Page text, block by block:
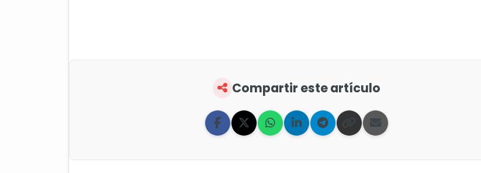
Compartir este artículo